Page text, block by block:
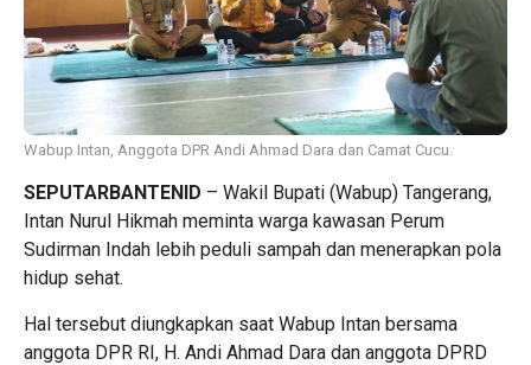
Wabup Intan, Anggota DPR Andi Ahmad Dara dan Camat Cucu.
SEPUTARBANTENID – Wakil Bupati (Wabup) Tangerang,
Intan Nurul Hikmah meminta warga kawasan Perum
Sudirman Indah lebih peduli sampah dan menerapkan pola
hidup sehat.
Hal tersebut diungkapkan saat Wabup Intan bersama
anggota DPR RI, H. Andi Ahmad Dara dan anggota DPRD